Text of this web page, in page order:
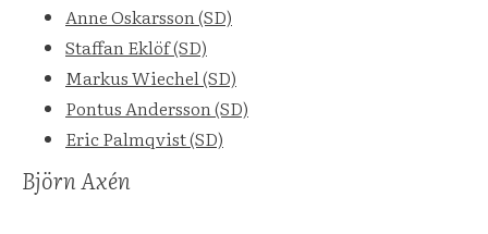
Anne Oskarsson (SD)
Staffan Eklöf (SD)
Markus Wiechel (SD)
Pontus Andersson (SD)
Eric Palmqvist (SD)
Björn Axén